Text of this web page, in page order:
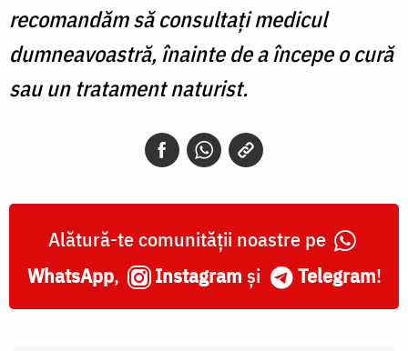
recomandăm să consultați medicul
dumneavoastră, înainte de a începe o cură
sau un tratament naturist.
Alătură-te comunității noastre pe
WhatsApp, Instagram și Telegram!